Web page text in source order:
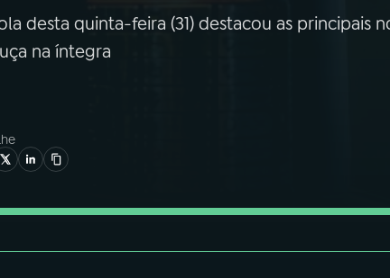
desta quinta-feira (31) destacou as principais
na íntegra